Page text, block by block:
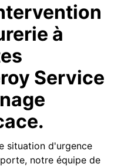
à
Service
situation d'urgence
notre équipe de